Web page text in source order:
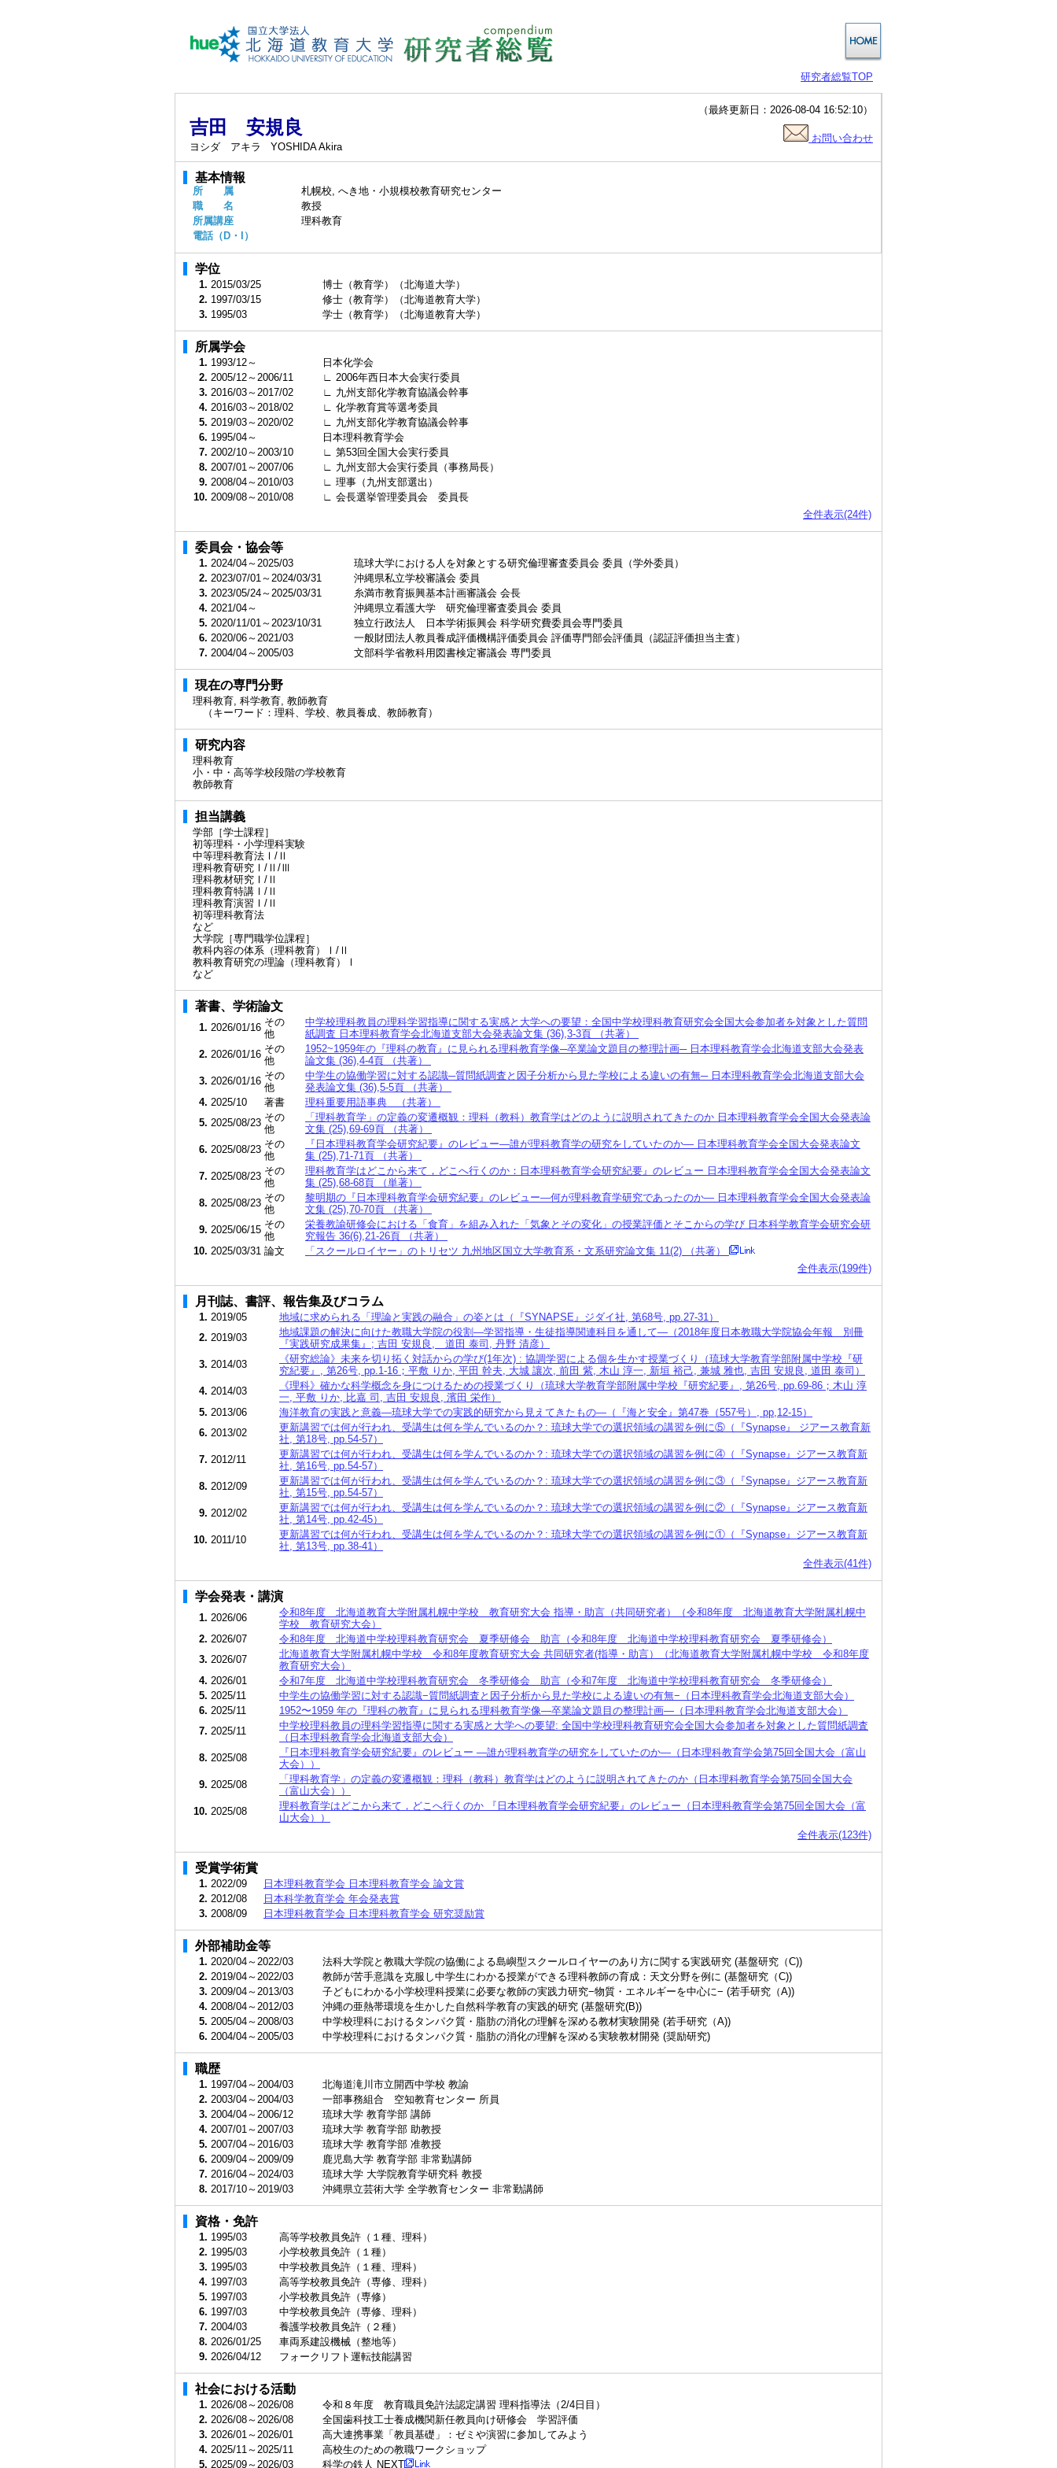
研究者総覧TOP
（最終更新日：2026-08-04 16:52:10）
吉田 安規良
ヨシダ アキラ YOSHIDA Akira
お問い合わせ
基本情報
所 属
札幌校, へき地・小規模校教育研究センター
職 名
教授
所属講座
理科教育
電話（D・I）
学位
1. 2015/03/25
博士（教育学）（北海道大学）
2. 1997/03/15
修士（教育学）（北海道教育大学）
3. 1995/03 学士（教育学）（北海道教育大学）
所属学会
1. 1993/12～
日本化学会
2. 2005/12～2006/11
∟ 2006年西日本大会実行委員
3. 2016/03～2017/02
∟ 九州支部化学教育協議会幹事
4. 2016/03～2018/02
∟ 化学教育賞等選考委員
5. 2019/03～2020/02
∟ 九州支部化学教育協議会幹事
6. 1995/04～
日本理科教育学会
7. 2002/10～2003/10
∟ 第53回全国大会実行委員
8. 2007/01～2007/06
∟ 九州支部大会実行委員（事務局長）
9. 2008/04～2010/03
∟ 理事（九州支部選出）
10. 2009/08～2010/08
∟ 会長選挙管理委員会 委員長
全件表示(24件)
委員会・協会等
1. 2024/04～2025/03
琉球大学における人を対象とする研究倫理審査委員会 委員（学外委員）
2. 2023/07/01～2024/03/31
沖縄県私立学校審議会 委員
3. 2023/05/24～2025/03/31
糸満市教育振興基本計画審議会 会長
4. 2021/04～
沖縄県立看護大学 研究倫理審査委員会 委員
5. 2020/11/01～2023/10/31
独立行政法人 日本学術振興会 科学研究費委員会専門委員
6. 2020/06～2021/03
一般財団法人教員養成評価機構評価委員会 評価専門部会評価員（認証評価担当主査）
7. 2004/04～2005/03 文部科学省教科用図書検定審議会 専門委員
現在の専門分野
理科教育, 科学教育, 教師教育
（キーワード：理科、学校、教員養成、教師教育）
研究内容
理科教育
小・中・高等学校段階の学校教育
教師教育
担当講義
学部［学士課程］
初等理科・小学理科実験
中等理科教育法Ⅰ/Ⅱ
理科教育研究Ⅰ/Ⅱ/Ⅲ
理科教材研究Ⅰ/Ⅱ
理科教育特講Ⅰ/Ⅱ
理科教育演習Ⅰ/Ⅱ
初等理科教育法
など
大学院［専門職学位課程］
教科内容の体系（理科教育）Ⅰ/Ⅱ
教科教育研究の理論（理科教育）Ⅰ
など
著書、学術論文
1. 2026/01/16 その
他
中学校理科教員の理科学習指導に関する実感と大学への要望：全国中学校理科教育研究会全国大会参加者を対象とした質問
紙調査 日本理科教育学会北海道支部大会発表論文集 (36),3-3頁 （共著）
2. 2026/01/16 その
他
1952~1959年の『理科の教育』に見られる理科教育学像─卒業論文題目の整理計画─ 日本理科教育学会北海道支部大会発表
論文集 (36),4-4頁 （共著）
3. 2026/01/16 その
他
中学生の協働学習に対する認識─質問紙調査と因子分析から見た学校による違いの有無─ 日本理科教育学会北海道支部大会
発表論文集 (36),5-5頁 （共著）
4. 2025/10 著書
理科重要用語事典 （共著）
5. 2025/08/23 その
他
「理科教育学」の定義の変遷概観：理科（教科）教育学はどのように説明されてきたのか 日本理科教育学会全国大会発表論
文集 (25),69-69頁 （共著）
6. 2025/08/23 その
他
『日本理科教育学会研究紀要』のレビュー―誰が理科教育学の研究をしていたのか― 日本理科教育学会全国大会発表論文
集 (25),71-71頁 （共著）
7. 2025/08/23 その
他
理科教育学はどこから来て，どこへ行くのか：日本理科教育学会研究紀要』のレビュー 日本理科教育学会全国大会発表論文
集 (25),68-68頁 （単著）
8. 2025/08/23 その
他
黎明期の『日本理科教育学会研究紀要』のレビュー―何が理科教育学研究であったのか― 日本理科教育学会全国大会発表論
文集 (25),70-70頁 （共著）
9. 2025/06/15 その
他
栄養教諭研修会における「食育」を組み入れた「気象とその変化」の授業評価とそこからの学び 日本科学教育学会研究会研
究報告 36(6),21-26頁 （共著）
10. 2025/03/31 論文
「スクールロイヤー」のトリセツ 九州地区国立大学教育系・文系研究論文集 11(2) （共著）
全件表示(199件)
月刊誌、書評、報告集及びコラム
1. 2019/05
地域に求められる「理論と実践の融合」の姿とは（『SYNAPSE』ジダイ社, 第68号, pp.27-31）
2. 2019/03
地域課題の解決に向けた教職大学院の役割―学習指導・生徒指導関連科目を通して―（2018年度日本教職大学院協会年報 別冊
『実践研究成果集』; 吉田 安規良, 道田 泰司, 丹野 清彦）
3. 2014/03
《研究総論》未来を切り拓く対話からの学び(1年次) : 協調学習による個を生かす授業づくり（琉球大学教育学部附属中学校『研
究紀要』, 第26号, pp.1-16；平敷 りか, 平田 幹夫, 大城 讓次, 前田 紫, 木山 淳一, 新垣 裕己, 兼城 雅也, 吉田 安規良, 道田 泰司）
4. 2014/03
《理科》確かな科学概念を身につけるための授業づくり（琉球大学教育学部附属中学校『研究紀要』, 第26号, pp.69-86；木山 淳
一, 平敷 りか, 比嘉 司, 吉田 安規良, 濱田 栄作）
5. 2013/06
海洋教育の実践と意義—琉球大学での実践的研究から見えてきたもの—（『海と安全』第47巻（557号）, pp,12-15）
6. 2013/02
更新講習では何が行われ、受講生は何を学んでいるのか？: 琉球大学での選択領域の講習を例に⑤（『Synapse』 ジアース教育新
社, 第18号, pp.54-57）
7. 2012/11
更新講習では何が行われ、受講生は何を学んでいるのか？: 琉球大学での選択領域の講習を例に④（『Synapse』ジアース教育新
社, 第16号, pp.54-57）
8. 2012/09
更新講習では何が行われ、受講生は何を学んでいるのか？: 琉球大学での選択領域の講習を例に③（『Synapse』ジアース教育新
社, 第15号, pp.54-57）
9. 2012/02
更新講習では何が行われ、受講生は何を学んでいるのか？: 琉球大学での選択領域の講習を例に②（『Synapse』ジアース教育新
社, 第14号, pp.42-45）
10. 2011/10
更新講習では何が行われ、受講生は何を学んでいるのか？: 琉球大学での選択領域の講習を例に①（『Synapse』ジアース教育新
社, 第13号, pp.38-41）
全件表示(41件)
学会発表・講演
1. 2026/06
令和8年度 北海道教育大学附属札幌中学校 教育研究大会 指導・助言（共同研究者）（令和8年度 北海道教育大学附属札幌中
学校 教育研究大会）
2. 2026/07
令和8年度 北海道中学校理科教育研究会 夏季研修会 助言（令和8年度 北海道中学校理科教育研究会 夏季研修会）
3. 2026/07
北海道教育大学附属札幌中学校 令和8年度教育研究大会 共同研究者(指導・助言）（北海道教育大学附属札幌中学校 令和8年度
教育研究大会）
4. 2026/01
令和7年度 北海道中学校理科教育研究会 冬季研修会 助言（令和7年度 北海道中学校理科教育研究会 冬季研修会）
5. 2025/11
中学⽣の協働学習に対する認識−質問紙調査と因⼦分析から⾒た学校による違いの有無−（日本理科教育学会北海道支部大会）
6. 2025/11
1952〜1959 年の『理科の教育』に⾒られる理科教育学像―卒業論⽂題⽬の整理計画―（日本理科教育学会北海道支部大会）
7. 2025/11
中学校理科教員の理科学習指導に関する実感と大学への要望: 全国中学校理科教育研究会全国大会参加者を対象とした質問紙調査
（日本理科教育学会北海道支部大会）
8. 2025/08
『日本理科教育学会研究紀要』のレビュー ―誰が理科教育学の研究をしていたのか―（日本理科教育学会第75回全国大会（富山
大会））
9. 2025/08
「理科教育学」の定義の変遷概観：理科（教科）教育学はどのように説明されてきたのか（日本理科教育学会第75回全国大会
（富山大会））
10. 2025/08
理科教育学はどこから来て，どこへ行くのか 『日本理科教育学会研究紀要』のレビュー（日本理科教育学会第75回全国大会（富
山大会））
全件表示(123件)
受賞学術賞
1. 2022/09
日本理科教育学会 日本理科教育学会 論文賞
2. 2012/08
日本科学教育学会 年会発表賞
3. 2008/09 日本理科教育学会 日本理科教育学会 研究奨励賞
外部補助金等
1. 2020/04～2022/03
法科大学院と教職大学院の協働による島嶼型スクールロイヤーのあり方に関する実践研究 (基盤研究（C))
2. 2019/04～2022/03
教師が苦手意識を克服し中学生にわかる授業ができる理科教師の育成：天文分野を例に (基盤研究（C))
3. 2009/04～2013/03
子どもにわかる小学校理科授業に必要な教師の実践力研究−物質・エネルギーを中心に− (若手研究（A))
4. 2008/04～2012/03
沖縄の亜熱帯環境を生かした自然科学教育の実践的研究 (基盤研究(B))
5. 2005/04～2008/03
中学校理科におけるタンパク質・脂肪の消化の理解を深める教材実験開発 (若手研究（A))
6. 2004/04～2005/03 中学校理科におけるタンパク質・脂肪の消化の理解を深める実験教材開発 (奨励研究)
職歴
1. 1997/04～2004/03
北海道滝川市立開西中学校 教諭
2. 2003/04～2004/03
一部事務組合 空知教育センター 所員
3. 2004/04～2006/12
琉球大学 教育学部 講師
4. 2007/01～2007/03
琉球大学 教育学部 助教授
5. 2007/04～2016/03
琉球大学 教育学部 准教授
6. 2009/04～2009/09
鹿児島大学 教育学部 非常勤講師
7. 2016/04～2024/03
琉球大学 大学院教育学研究科 教授
8. 2017/10～2019/03 沖縄県立芸術大学 全学教育センター 非常勤講師
資格・免許
1. 1995/03
高等学校教員免許（１種、理科）
2. 1995/03
小学校教員免許（１種）
3. 1995/03
中学校教員免許（１種、理科）
4. 1997/03
高等学校教員免許（専修、理科）
5. 1997/03
小学校教員免許（専修）
6. 1997/03
中学校教員免許（専修、理科）
7. 2004/03
養護学校教員免許（２種）
8. 2026/01/25
車両系建設機械（整地等）
9. 2026/04/12 フォークリフト運転技能講習
社会における活動
1. 2026/08～2026/08
令和８年度 教育職員免許法認定講習 理科指導法（2/4日目）
2. 2026/08～2026/08
全国歯科技工士養成機関新任教員向け研修会 学習評価
3. 2026/01～2026/01
高大連携事業「教員基礎」：ゼミや演習に参加してみよう
4. 2025/11～2025/11
高校生のための教職ワークショップ
5. 2025/09～2026/03 科学の鉄人 NEXT